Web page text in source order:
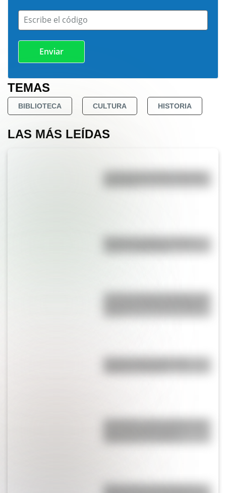
Escribe el código
TEMAS
BIBLIOTECA CULTURA HISTORIA
LAS MÁS LEÍDAS
La vida de San Martín contada
Bandera de Bolivia: historia,
Castillo de Rafael Obligado, una
de pie
Bandera de Ecuador para
San Martín y Simón Bolívar: así
Buenos Aires al principio del